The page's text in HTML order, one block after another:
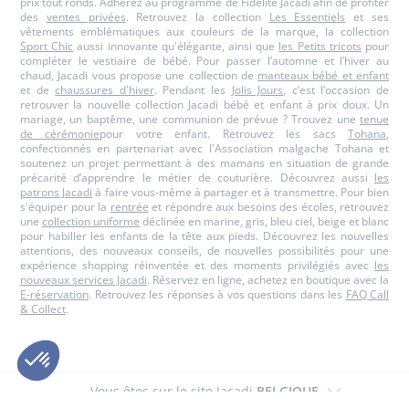
des ventes privées. Retrouvez la collection Les Essentiels et ses
vêtements emblématiques aux couleurs de la marque, la collection
Sport Chic aussi innovante qu'élégante, ainsi que les Petits tricots pour
compléter le vestiaire de bébé. Pour passer l’automne et l’hiver au
chaud, Jacadi vous propose une collection de manteaux bébé et enfant
et dechaussures d'hiver. Pendant les Jolis Jours, c’est l’occasion de
retrouver la nouvelle collection Jacadi bébé et enfant à prix doux. Un
mariage, un baptême, une communion de prévue ? Trouvez une tenue
de cérémoniepour votre enfant. Retrouvez les sacsTohana,
confectionnés en partenariat avec l'Association malgache Tohana et
soutenez un projet permettant à des mamans en situation de grande
précarité d’apprendre le métier de couturière. Découvrez aussi les
patrons Jacadi à faire vous-même à partager et à transmettre. Pour bien
s'équiper pour la rentrée et répondre aux besoins des écoles, retrouvez
une collection uniforme déclinée en marine, gris, bleu ciel, beige et blanc
pour habiller les enfants de la tête aux pieds. Découvrez les nouvelles
attentions, des nouveaux conseils, de nouvelles possibilités pour une
expérience shopping réinventée et des moments privilégiés avec les
nouveaux services Jacadi. Réservez en ligne, achetez en boutique avec la
E-réservation. Retrouvez les réponses à vos questions dans les FAQ Call
& Collect.
Vous êtes sur le site Jacadi BELGIQUE